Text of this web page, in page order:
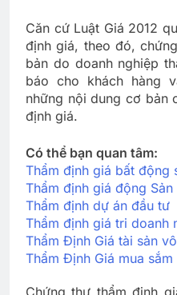
Căn cứ Luật Giá 2012
định giá, theo đó,
bản do doanh nghiệp
báo cho khách hàng
những nội dung cơ bản
định giá.
Có thể bạn quan tâm:
Thẩm định giá bất động
Thẩm định giá động Sản
Thẩm định dự án đầu tư
Thẩm định giá tri doanh
Thẩm Định Giá tài sản
Thẩm Định Giá mua sắm
Chứng thư thẩm định